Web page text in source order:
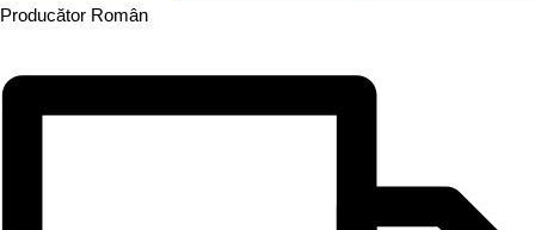
Producător Român